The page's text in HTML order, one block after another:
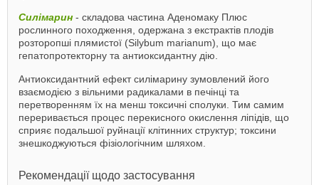
Силімарин - складова частина Аденомаку Плюс
рослинного походження, одержана з екстрактів плодів
розторопші плямистої (Silybum marianum), що має
гепатопротекторну та антиоксидантну дію.
Антиоксидантний ефект силімарину зумовлений його
взаємодією з вільними радикалами в печінці та
перетворенням їх на менш токсичні сполуки. Тим самим
переривається процес перекисного окислення ліпідів, що
сприяє подальшої руйнації клітинних структур; токсини
знешкоджуються фізіологічним шляхом.
Рекомендації щодо застосування